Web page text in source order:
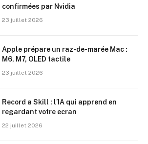
confirmées par Nvidia
23 juillet 2026
Apple prépare un raz-de-marée Mac :
M6, M7, OLED tactile
23 juillet 2026
Record a Skill : l’IA qui apprend en
regardant votre ecran
22 juillet 2026